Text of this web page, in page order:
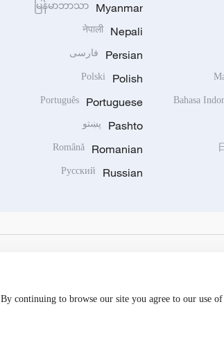
Bahasa
Myanmar
မြန်မာဘာသာ
Nepali
नेपाली
Persian فارسی
Polish
Polski
Portuguese
Português
Pashto پښتو
Romanian
Română
Russian
Русский
By continuing to browse our site you agree to our use